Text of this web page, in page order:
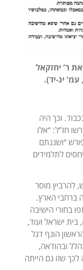
ר’ יחזקאל
יג-יד).
וכך היה
חז”ל: “אלו
“ושננתם
לתלמידים
להרביץ מוסר
ברחבי הארץ.
(1948) השתתפו בחורי הישיבה
בית ישראל ועוד,
הונף דגל
ובהודאה,
לכך שזו גם הייתה